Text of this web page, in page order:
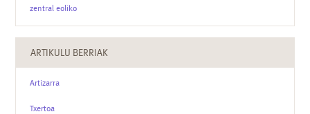
zentral eoliko
ARTIKULU BERRIAK
Artizarra
Txertoa